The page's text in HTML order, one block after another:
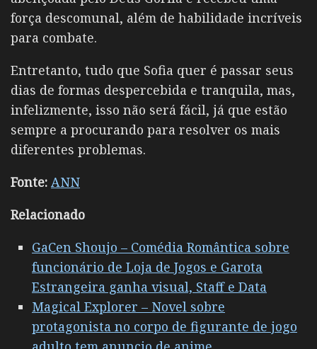
força descomunal, além de habilidade incríveis
para combate.
Entretanto, tudo que Sofia quer é passar seus
dias de formas despercebida e tranquila, mas,
infelizmente, isso não será fácil, já que estão
sempre a procurando para resolver os mais
diferentes problemas.
Fonte: ANN
Relacionado
GaCen Shoujo – Comédia Romântica sobre
funcionário de Loja de Jogos e Garota
Estrangeira ganha visual, Staff e Data
Magical Explorer – Novel sobre
protagonista no corpo de figurante de jogo